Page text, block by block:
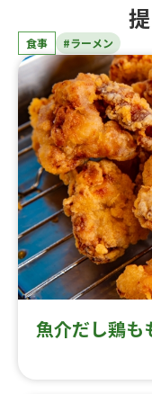
食事 #ラーメン
魚介だし鶏も